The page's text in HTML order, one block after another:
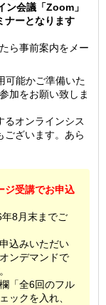
ン会議「Zoom」
ナーとなります
ら事前案内をメー
可能かご準備いた
加をお願い致しま
オンラインシス
ございます。あら
ジ受講でお申込
8月末までご
込みいただい
ンデマンドで
「全6回のフル
ックを入れ、